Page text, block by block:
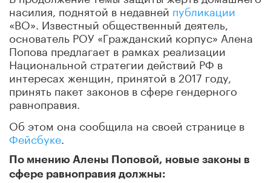
насилия, поднятой в недавней публикации
«ВО». Известный общественный деятель,
основатель РОУ «Гражданский корпус» Алена
Попова предлагает в рамках реализации
Национальной стратегии действий РФ в
интересах женщин, принятой в 2017 году,
принять пакет законов в сфере гендерного
равноправия.
Об этом она сообщила на своей странице в
Фейсбуке
По мнению Алены Поповой, новые законы в
сфере равноправия должны: